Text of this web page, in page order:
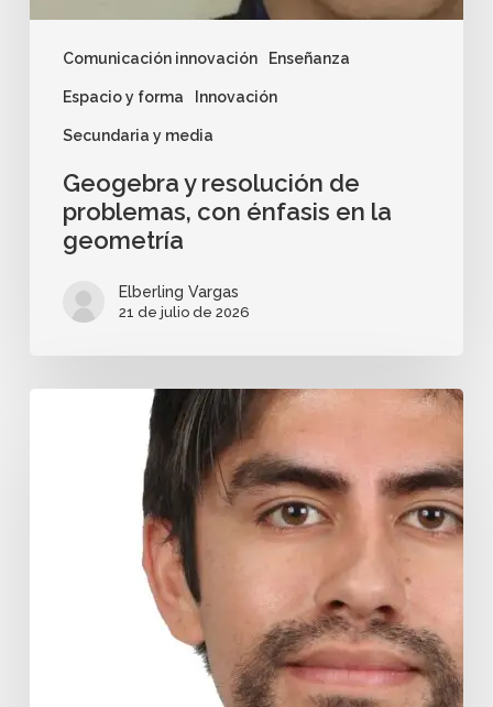
Comunicación innovación Enseñanza
Espacio y forma Innovación
Secundaria y media
Geogebra y resolución de
problemas, con énfasis en la
geometría
Elberling Vargas
21 de julio de 2026